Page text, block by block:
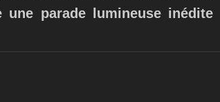
parade lumineuse inédite